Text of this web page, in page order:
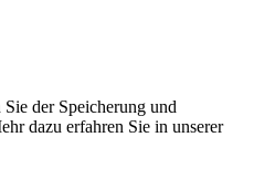
der Speicherung und
dazu erfahren Sie in unserer